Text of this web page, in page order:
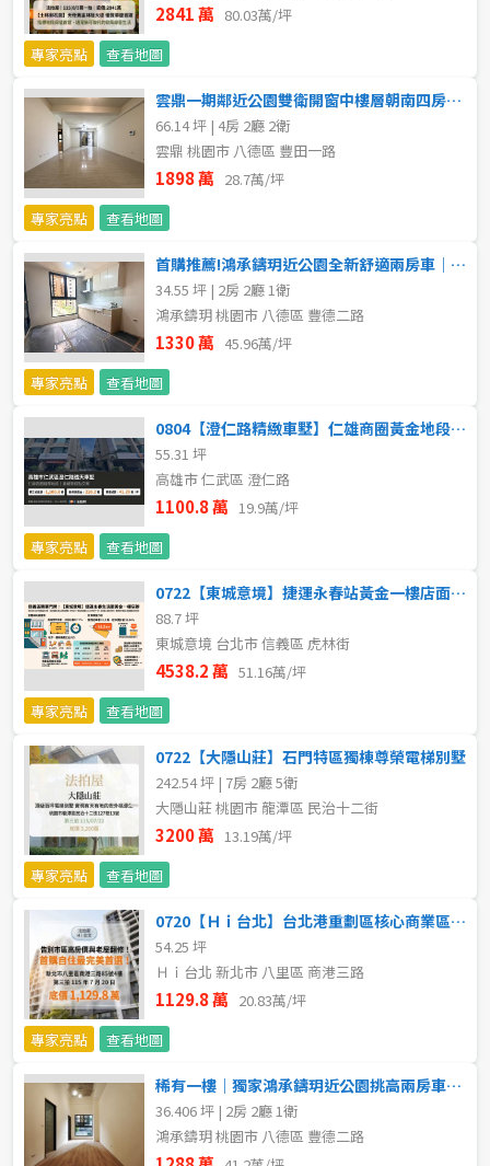
2房
屋齡
不拘
5-10 年 10-20 年
20-30 年 30-40 年
40 年以上
售價
2841 萬 80.03萬/坪
專家亮點
查看地圖
雲鼎一期鄰近公園雙衛開窗中樓層朝南四房雙車｜小呂
66.14 坪 | 4房 2廳 2衛
雲鼎 桃園市 八德區 豐田一路
1898 萬 28.7萬/坪
專家亮點
查看地圖
首購推薦!鴻承鑄玥近公園全新舒適兩房車｜小呂獨家
34.55 坪 | 2房 2廳 1衛
鴻承鑄玥 桃園市 八德區 豐德二路
1330 萬 45.96萬/坪
專家亮點
查看地圖
0804【澄仁路精緻車墅】仁雄商圈黃金地段透天
55.31 坪
高雄市 仁武區 澄仁路
1100.8 萬 19.9萬/坪
專家亮點
查看地圖
0722【東城意境】捷運永春站黃金一樓店面｜地下室獨立出入口
88.7 坪
東城意境 台北市 信義區 虎林街
4538.2 萬 51.16萬/坪
專家亮點
查看地圖
0722【大隱山莊】石門特區獨棟尊榮電梯別墅
242.54 坪 | 7房 2廳 5衛
大隱山莊 桃園市 龍潭區 民治十二街
3200 萬 13.19萬/坪
專家亮點
查看地圖
0720【Ｈｉ台北】台北港重劃區核心商業區｜5年屋齡稀缺釋出
54.25 坪
Ｈｉ台北 新北市 八里區 商港三路
1129.8 萬 20.83萬/坪
專家亮點
查看地圖
稀有一樓｜獨家鴻承鑄玥近公園挑高兩房車｜小呂
36.406 坪 | 2房 2廳 1衛
鴻承鑄玥 桃園市 八德區 豐德二路